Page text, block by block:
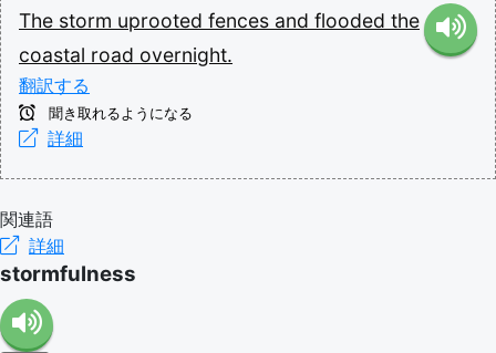
The storm uprooted fences and flooded the
coastal road overnight.
翻訳する
聞き取れるようになる
詳細
関連語
詳細
stormfulness